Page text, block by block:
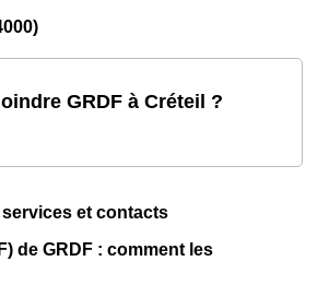
GRDF à Créteil ?
services et contacts
de GRDF : comment les